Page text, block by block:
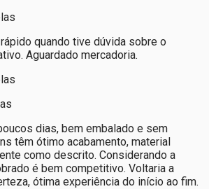
quando tive dúvida sobre o
Aguardado mercadoria.
dias, bem embalado e sem
têm ótimo acabamento, material
como descrito. Considerando a
é bem competitivo. Voltaria a
ótima experiência do início ao fim.